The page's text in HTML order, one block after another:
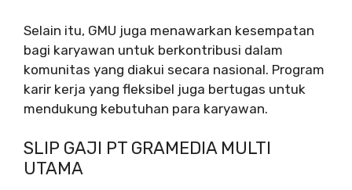
Selain itu, GMU juga menawarkan kesempatan
bagi karyawan untuk berkontribusi dalam
komunitas yang diakui secara nasional. Program
karir kerja yang fleksibel juga bertugas untuk
mendukung kebutuhan para karyawan.
SLIP GAJI PT GRAMEDIA MULTI
UTAMA